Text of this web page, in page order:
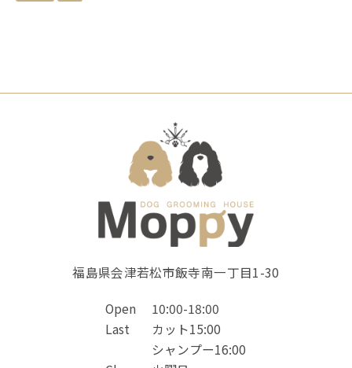
福島県会津若松市飯寺南一丁目1-30
Open
10:00-18:00
Last
カット15:00
シャンプー16:00